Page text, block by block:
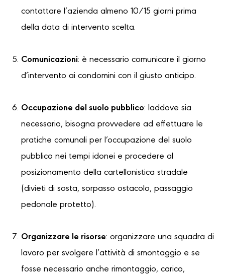
contattare l’azienda almeno 10/15 giorni prima
della data di intervento scelta.
Comunicazioni: è necessario comunicare il giorno
d’intervento ai condomini con il giusto anticipo.
Occupazione del suolo pubblico: laddove sia
necessario, bisogna provvedere ad effettuare le
pratiche comunali per l’occupazione del suolo
pubblico nei tempi idonei e procedere al
posizionamento della cartellonistica stradale
(divieti di sosta, sorpasso ostacolo, passaggio
pedonale protetto).
Organizzare le risorse: organizzare una squadra di
lavoro per svolgere l’attività di smontaggio e se
fosse necessario anche rimontaggio, carico,